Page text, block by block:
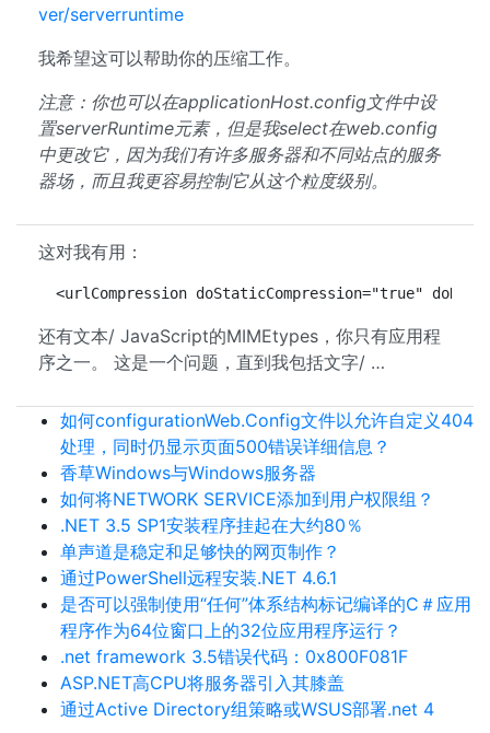
ver/serverruntime
我希望这可以帮助你的压缩工作。
注意：你也可以在applicationHost.config文件中设
置serverRuntime元素，但是我select在web.config
中更改它，因为我们有许多服务器和不同站点的服务
器场，而且我更容易控制它从这个粒度级别。
这对我有用：
<urlCompression doStaticCompression="true"
还有文本/ JavaScript的MIMEtypes，你只有应用程
序之一。 这是一个问题，直到我包括文字/ …
如何configurationWeb.Config文件以允许自定义404
处理，同时仍显示页面500错误详细信息？
香草Windows与Windows服务器
如何将NETWORK SERVICE添加到用户权限组？
.NET 3.5 SP1安装程序挂起在大约80％
单声道是稳定和足够快的网页制作？
通过PowerShell远程安装.NET 4.6.1
是否可以强制使用“任何”体系结构标记编译的C＃应用​​
程序作为64位窗口上的32位应用程序运行？
.net framework 3.5错误代码：0x800F081F
ASP.NET高CPU将服务器引入其膝盖
通过Active Directory组策略或WSUS部署.net 4